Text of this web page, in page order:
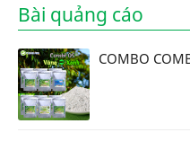
Bài quảng cáo
COMBO